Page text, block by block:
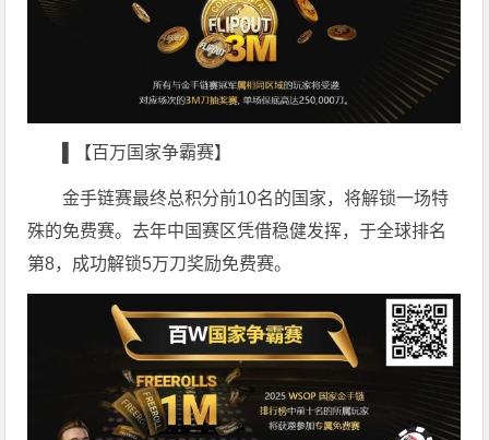
▌【百万国家争霸赛】
金手链赛最终总积分前10名的国家，将解锁一场特
殊的免费赛。去年中国赛区凭借稳健发挥，于全球排名
第8，成功解锁5万刀奖励免费赛。